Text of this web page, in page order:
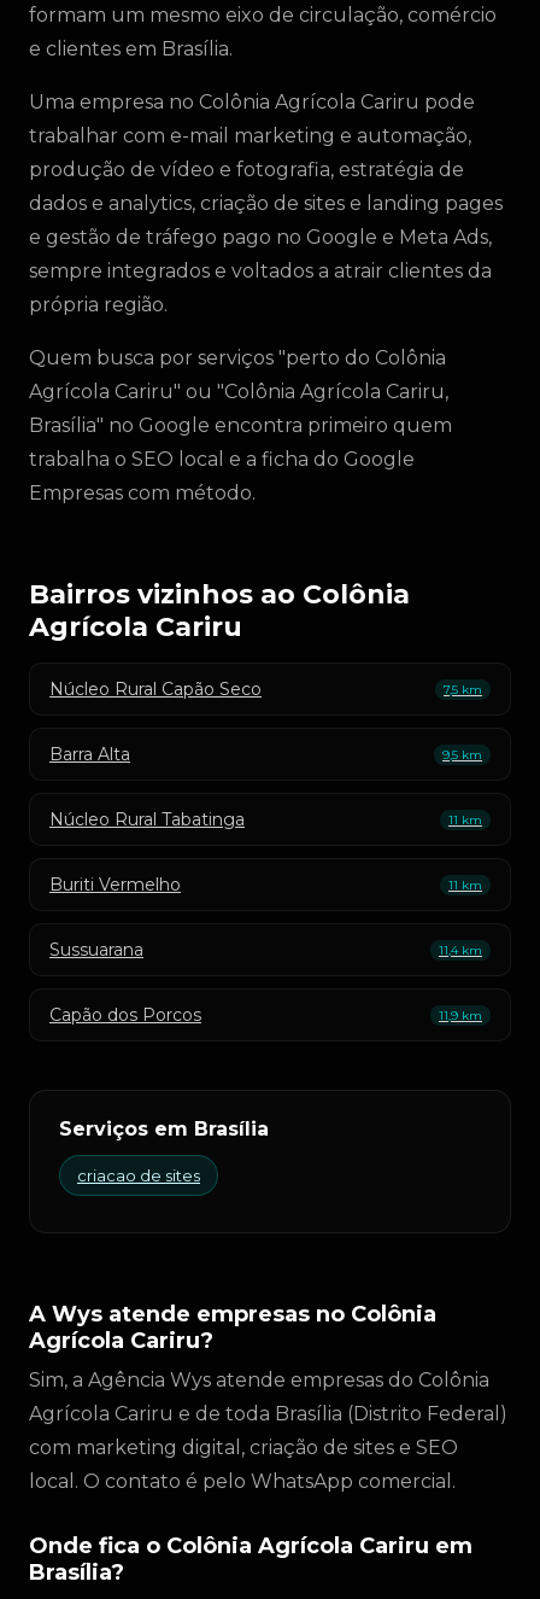
formam um mesmo eixo de circulação, comércio
e clientes em Brasília.
Uma empresa no Colônia Agrícola Cariru pode
trabalhar com e-mail marketing e automação,
produção de vídeo e fotografia, estratégia de
dados e analytics, criação de sites e landing pages
e gestão de tráfego pago no Google e Meta Ads,
sempre integrados e voltados a atrair clientes da
própria região.
Quem busca por serviços "perto do Colônia
Agrícola Cariru" ou "Colônia Agrícola Cariru,
Brasília" no Google encontra primeiro quem
trabalha o SEO local e a ficha do Google
Empresas com método.
Bairros vizinhos ao Colônia
Agrícola Cariru
Núcleo Rural Capão Seco 7,5 km
Barra Alta 9,5 km
Núcleo Rural Tabatinga 11 km
Buriti Vermelho 11 km
Sussuarana 11,4 km
Capão dos Porcos 11,9 km
Serviços em Brasília
criacao de sites
A Wys atende empresas no Colônia
Agrícola Cariru?
Sim, a Agência Wys atende empresas do Colônia
Agrícola Cariru e de toda Brasília (Distrito Federal)
com marketing digital, criação de sites e SEO
local. O contato é pelo WhatsApp comercial.
Onde fica o Colônia Agrícola Cariru em
Brasília?